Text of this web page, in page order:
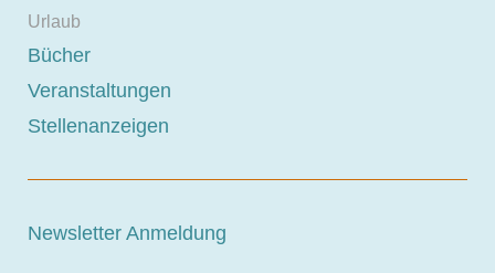
Urlaub
Bücher
Veranstaltungen
Stellenanzeigen
Newsletter Anmeldung